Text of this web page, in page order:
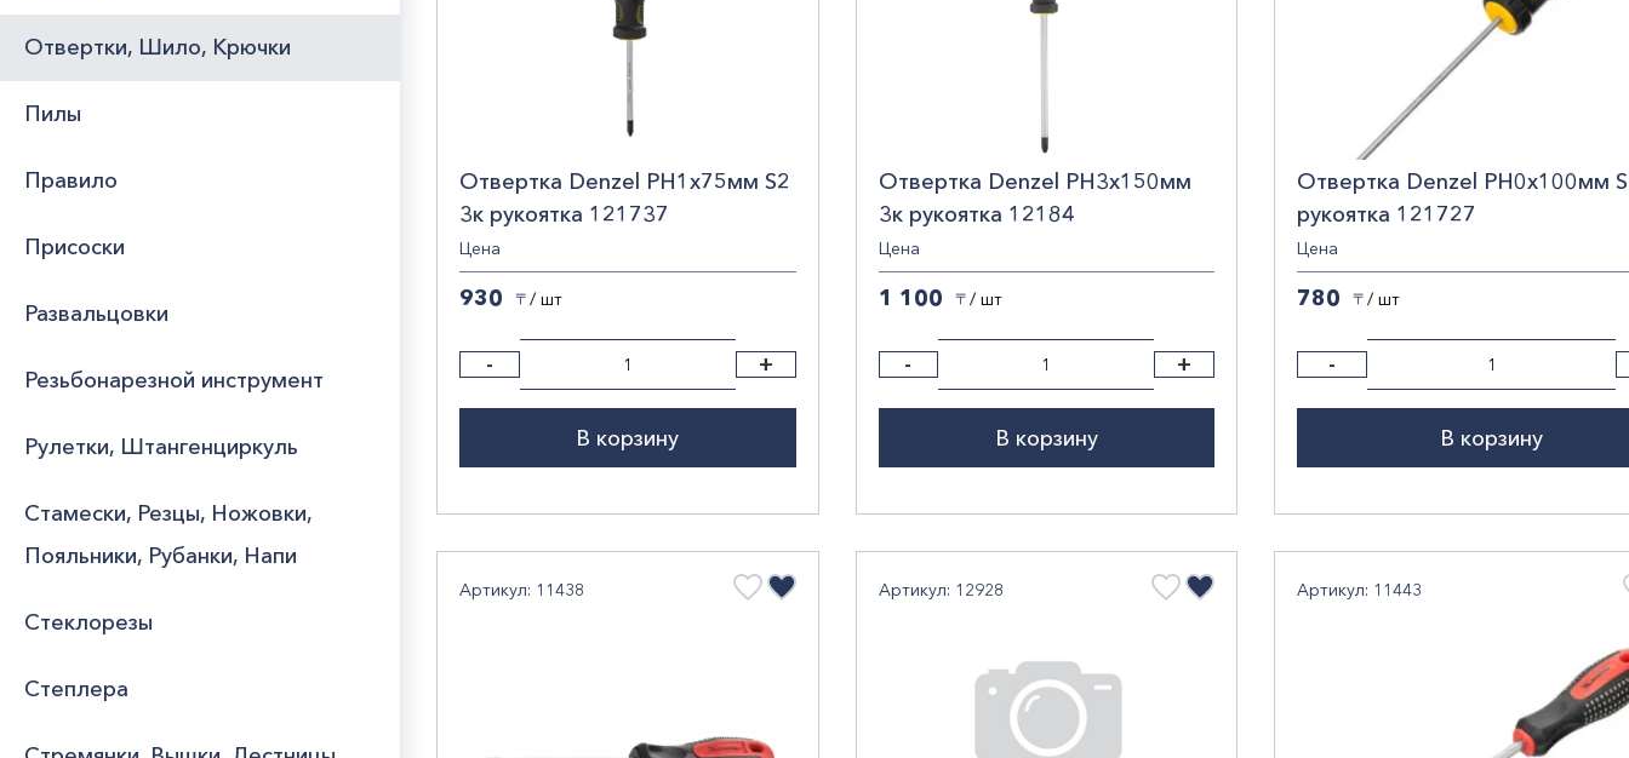
Отвертки, Шило, Крючки
Пилы
Правило
Присоски
Развальцовки
Резьбонарезной инструмент
Рулетки, Штангенциркуль
Стамески, Резцы, Ножовки,
Пояльники, Рубанки, Напи
Стеклорезы
Степлера
Отвертка Denzel РН1х75мм S2
3к рукоятка 121737
Цена
930 〒 / шт
- +
В корзину
Отвертка Denzel РН3х150мм
3к рукоятка 12184
Цена
1 100 〒 / шт
- +
В корзину
Отвертка Denzel РН0х100мм
рукоятка 121727
Цена
780 〒 / шт
-
В корзину
Артикул: 11438 Артикул: 12928 Артикул: 11443